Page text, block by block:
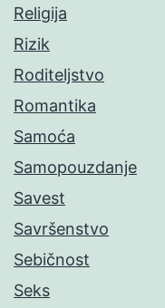
Religija
Rizik
Roditeljstvo
Romantika
Samoća
Samopouzdanje
Savest
Savršenstvo
Sebičnost
Seks